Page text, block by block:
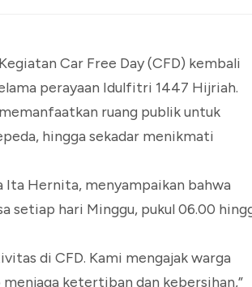
Car Free Day (CFD) kembali
perayaan Idulfitri 1447 Hijriah.
ruang publik untuk
hingga sekadar menikmati
Ita Hernita, menyampaikan bahwa
setiap hari Minggu, pukul 06.00
di CFD. Kami mengajak warga
ketertiban dan kebersihan,”